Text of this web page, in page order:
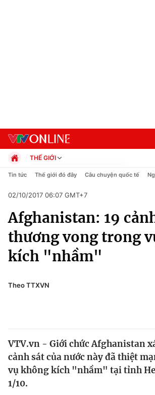
Chuyên mục
Chính trị
Xã hội
Pháp luật
Thế giới
Tin tức
Thế giới đó đây
Kinh tế
THẾ GIỚI
Chính trị
Pháp luật
Kinh tế
Thể thao
Truyền hình
Văn hóa - Giải trí
Tin tức Thế giới đó đây Câu chuyện quốc tế
02/10/2017 06:07 GMT+7
Afghanistan: 19
thương vong trong
kích "nhầm"
Theo TTXVN
VTV.vn - Giới chức Afghanistan
cảnh sát của nước này đã thiệt
vụ không kích "nhầm" tại tỉnh
1/10.